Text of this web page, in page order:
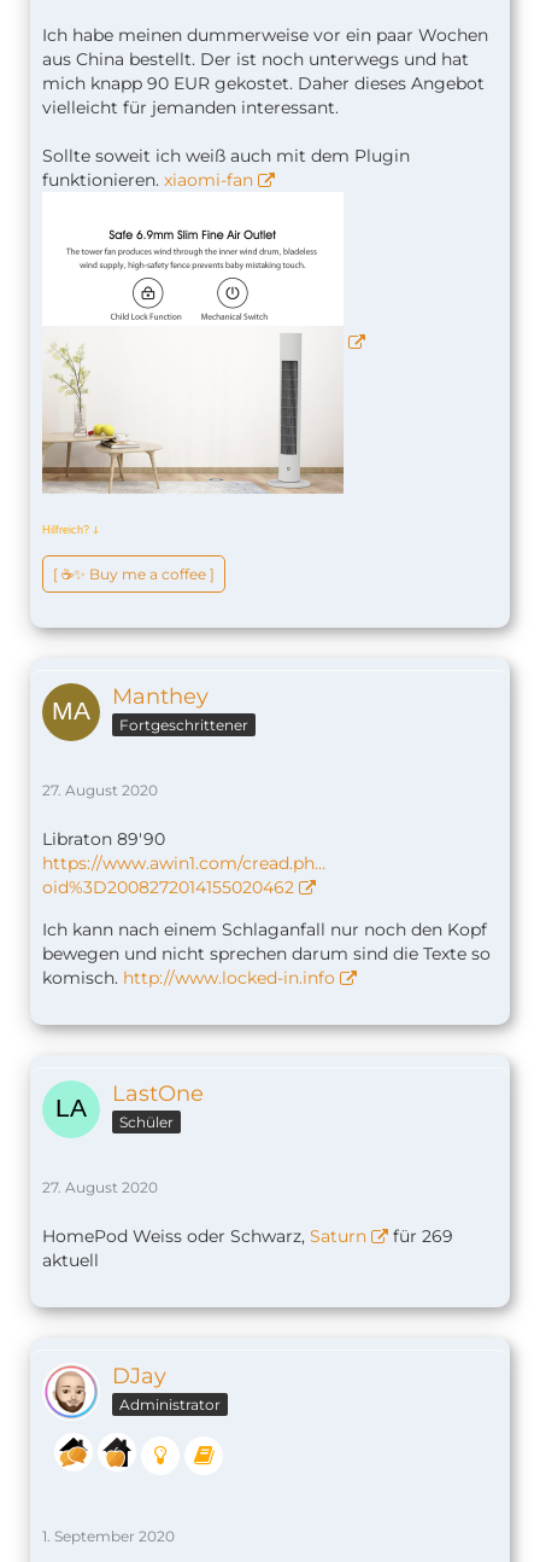
Ich habe meinen dummerweise vor ein paar Wochen
aus China bestellt. Der ist noch unterwegs und hat
mich knapp 90 EUR gekostet. Daher dieses Angebot
vielleicht für jemanden interessant.
Sollte soweit ich weiß auch mit dem Plugin
funktionieren. xiaomi-fan
Hilfreich? ↆ
[ ☕️✨ Buy me a coffee ]
Manthey
Fortgeschrittener
27. August 2020
Libraton 89'90
https://www.awin1.com/cread.ph…
oid%3D2008272014155020462
Ich kann nach einem Schlaganfall nur noch den Kopf
bewegen und nicht sprechen darum sind die Texte so
komisch. http://www.locked-in.info
LastOne
Schüler
27. August 2020
HomePod Weiss oder Schwarz, Saturn
für 269
aktuell
DJay
Administrator
1. September 2020